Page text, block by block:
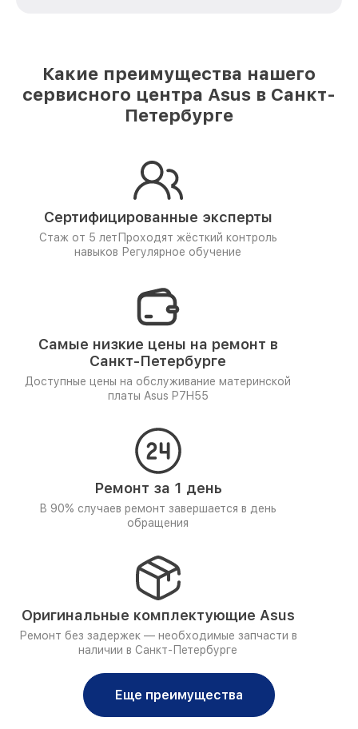
Какие преимущества нашего
сервисного центра Asus в Санкт-
Петербурге
Сертифицированные эксперты
Стаж от 5 лет Проходят жёсткий контроль
навыков Регулярное обучение
Самые низкие цены на ремонт в
Санкт-Петербурге
Доступные цены на обслуживание материнской
платы Asus P7H55
Ремонт за 1 день
В 90% случаев ремонт завершается в день
обращения
Оригинальные комплектующие Asus
Ремонт без задержек — необходимые запчасти в
наличии в Санкт-Петербурге
Еще преимущества